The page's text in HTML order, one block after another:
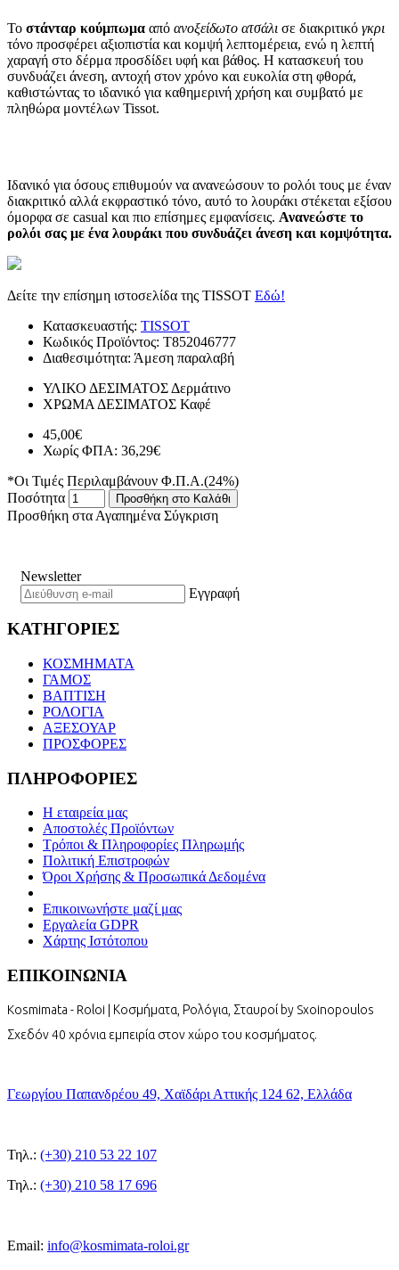
Το στάνταρ κούμπωμα από ανοξείδωτο ατσάλι σε διακριτικό γκρι
τόνο προσφέρει αξιοπιστία και κομψή λεπτομέρεια, ενώ η λεπτή
χαραγή στο δέρμα προσδίδει υφή και βάθος. Η κατασκευή του
συνδυάζει άνεση, αντοχή στον χρόνο και ευκολία στη φθορά,
καθιστώντας το ιδανικό για καθημερινή χρήση και συμβατό με
πληθώρα μοντέλων Tissot.
Ιδανικό για όσους επιθυμούν να ανανεώσουν το ρολόι τους με έναν
διακριτικό αλλά εκφραστικό τόνο, αυτό το λουράκι στέκεται εξίσου
όμορφα σε casual και πιο επίσημες εμφανίσεις. Ανανεώστε το
ρολόι σας με ένα λουράκι που συνδυάζει άνεση και κομψότητα.
Δείτε την επίσημη ιστοσελίδα της TISSOT Εδώ!
Κατασκευαστής: TISSOT
Κωδικός Προϊόντος: T852046777
Διαθεσιμότητα: Άμεση παραλαβή
ΥΛΙΚΟ ΔΕΣΙΜΑΤΟΣ Δερμάτινο
ΧΡΩΜΑ ΔΕΣΙΜΑΤΟΣ Καφέ
45,00€
Χωρίς ΦΠΑ: 36,29€
*Οι Τιμές Περιλαμβάνουν Φ.Π.Α.(24%)
Ποσότητα
Προσθήκη στο Καλάθι
Προσθήκη στα Αγαπημένα Σύγκριση
Newsletter
Εγγραφή
ΚΑΤΗΓΟΡΙΕΣ
ΚΟΣΜΗΜΑΤΑ
ΓΑΜΟΣ
ΒΑΠΤΙΣΗ
ΡΟΛΟΓΙΑ
ΑΞΕΣΟΥΑΡ
ΠΡΟΣΦΟΡΕΣ
ΠΛΗΡΟΦΟΡΙΕΣ
Η εταιρεία μας
Αποστολές Προϊόντων
Τρόποι & Πληροφορίες Πληρωμής
Πολιτική Επιστροφών
Όροι Χρήσης & Προσωπικά Δεδομένα
Επικοινωνήστε μαζί μας
Εργαλεία GDPR
Χάρτης Ιστότοπου
ΕΠΙΚΟΙΝΩΝΙΑ
Kosmimata - Roloi | Κοσμήματα, Ρολόγια, Σταυροί by Sxoinopoulos
Σχεδόν 40 χρόνια εμπειρία στον χώρο του κοσμήματος.
Γεωργίου Παπανδρέου 49, Χαϊδάρι Αττικής 124 62, Ελλάδα
Τηλ.: (+30) 210 53 22 107
Τηλ.: (+30) 210 58 17 696
Email: info@kosmimata-roloi.gr